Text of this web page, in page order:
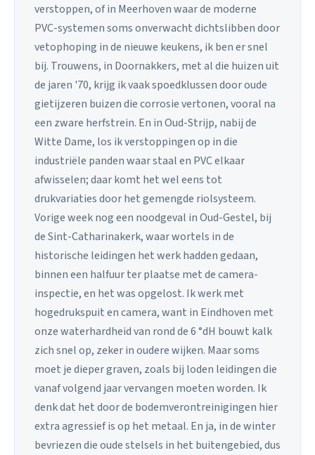
verstoppen, of in Meerhoven waar de moderne
PVC-systemen soms onverwacht dichtslibben door
vetophoping in de nieuwe keukens, ik ben er snel
bij. Trouwens, in Doornakkers, met al die huizen uit
de jaren '70, krijg ik vaak spoedklussen door oude
gietijzeren buizen die corrosie vertonen, vooral na
een zware herfstrein. En in Oud-Strijp, nabij de
Witte Dame, los ik verstoppingen op in die
industriële panden waar staal en PVC elkaar
afwisselen; daar komt het wel eens tot
drukvariaties door het gemengde riolsysteem.
Vorige week nog een noodgeval in Oud-Gestel, bij
de Sint-Catharinakerk, waar wortels in de
historische leidingen het werk hadden gedaan,
binnen een halfuur ter plaatse met de camera-
inspectie, en het was opgelost. Ik werk met
hogedrukspuit en camera, want in Eindhoven met
onze waterhardheid van rond de 6 °dH bouwt kalk
zich snel op, zeker in oudere wijken. Maar soms
moet je dieper graven, zoals bij loden leidingen die
vanaf volgend jaar vervangen moeten worden. Ik
denk dat het door de bodemverontreinigingen hier
extra agressief is op het metaal. En ja, in de winter
bevriezen die oude stelsels in het buitengebied, dus